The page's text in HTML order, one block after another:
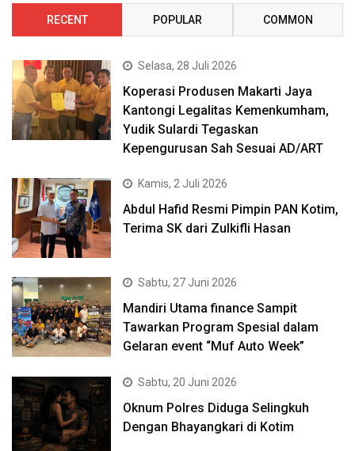
RECENT POPULAR COMMON
Selasa, 28 Juli 2026
Koperasi Produsen Makarti Jaya
Kantongi Legalitas Kemenkumham,
Yudik Sulardi Tegaskan
Kepengurusan Sah Sesuai AD/ART
Kamis, 2 Juli 2026
Abdul Hafid Resmi Pimpin PAN Kotim,
Terima SK dari Zulkifli Hasan
Sabtu, 27 Juni 2026
Mandiri Utama finance Sampit
Tawarkan Program Spesial dalam
Gelaran event “Muf Auto Week”
Sabtu, 20 Juni 2026
Oknum Polres Diduga Selingkuh
Dengan Bhayangkari di Kotim